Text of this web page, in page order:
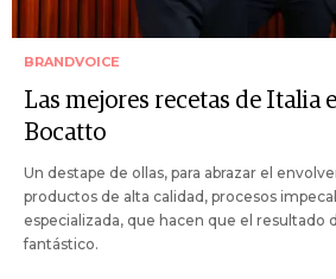
BRANDVOICE
Las mejores recetas de Italia
Bocatto
Un destape de ollas, para abrazar el
productos de alta calidad, procesos
especializada, que hacen que el resultado
fantástico.